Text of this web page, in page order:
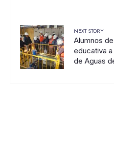
NEXT STORY
Alumnos
educativa
de Aguas